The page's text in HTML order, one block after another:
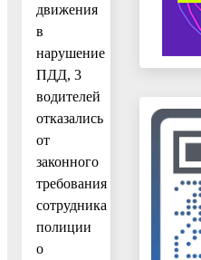
движения
в
нарушение
ПДД, 3
водителей
отказались
от
законного
требования
сотрудника
полиции
о